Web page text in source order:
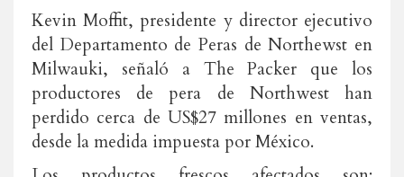
Kevin Moffit, presidente y director ejecutivo
del Departamento de Peras de Northewst en
Milwauki, señaló a The Packer que los
productores de pera de Northwest han
perdido cerca de US$27 millones en ventas,
desde la medida impuesta por México.